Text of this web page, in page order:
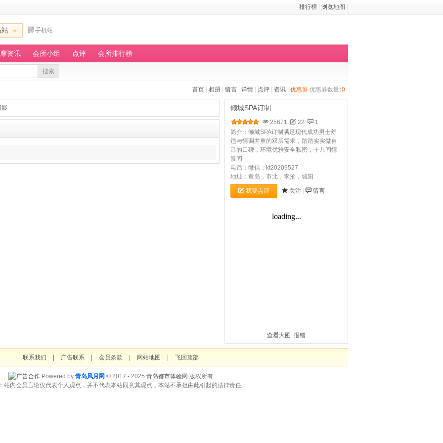
排行榜 浏览地图
站 手机站
资讯 会所小组 点评 会所排行榜
搜索
首页 相册 留言 详情 点评 资讯 优惠券 优惠券数量:0
影 倾城SPA订制
25671 22
1
简介：倾城SPA订制满足现代成功男士舒
适与情调并重的双层需求，踏踏实实做自
己的口碑，环境优雅安全私密，十几间情
景间
电话：微信：kt20209527
地址：黄岛，市北，李沧，城阳​
我要点评 关注 留言
查看大图 报错
联系我们 广告联系 会员条款 网站地图 飞回顶部
Powered by 青岛风月网 © 2017 - 2025 青岛都市体验网 版权所有
站内会员言论仅代表个人观点，并不代表本站同意其观点，本站不承担由此引起的法律责任。